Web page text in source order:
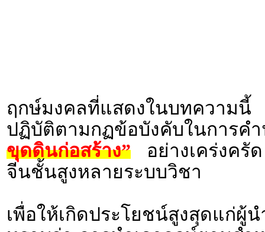
ฤกษ์มงคลที่แสดงในบทความ
ปฏิบัติตามกฏข้อบังคับในกา
ขุดดินก่อสร้าง” อย่างเคร่งครั
จีนชั้นสูงหลายระบบวิชา
เพื่อให้เกิดประโยชน์สูงสุดแก่